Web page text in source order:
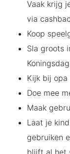
Vaak krijg
via
Koop
Sla groots
Kijk bij opa
Doe mee
Maak
Laat je
gebruiken